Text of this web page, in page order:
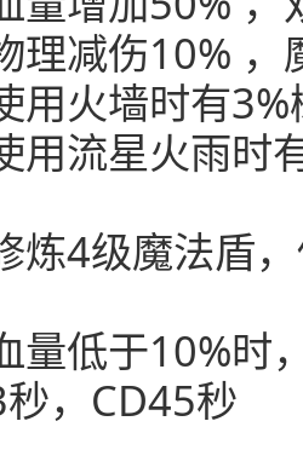
理减伤10% ，
用火墙时有
用流星火雨时
炼4级魔法盾
量低于10%时
，CD45秒